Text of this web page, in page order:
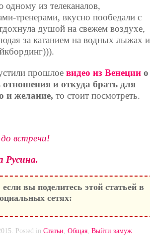
одному из телеканалов,
тренерами, вкусно пообедали с
душой на свежем воздухе,
за катанием на водных лыжах и
прошлое видео из Венеции о
и откуда брать для
и желание, то стоит посмотреть.
встречи!
Русина.
вы поделитесь этой статьей в
сетях:
Posted in Статьи, Общая, Выйти замуж